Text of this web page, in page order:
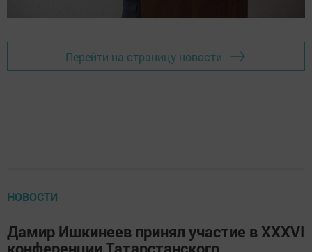
Перейти на страницу новости
НОВОСТИ
Дамир Ишкинеев принял участие в XXXVI